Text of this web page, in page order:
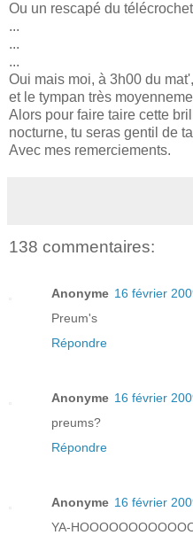
Ou un rescapé du
...
...
...
Oui mais moi, à 3h00 du
et le tympan très
Alors pour faire taire cette
nocturne, tu seras gentil de
Avec mes remerciements.
138 commentaires:
Anonyme 16 février
Preum's
Répondre
Anonyme 16 février
preums?
Répondre
Anonyme 16 février
YA-